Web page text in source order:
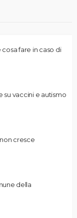
fare in caso di
su vaccini e autismo
cresce
della